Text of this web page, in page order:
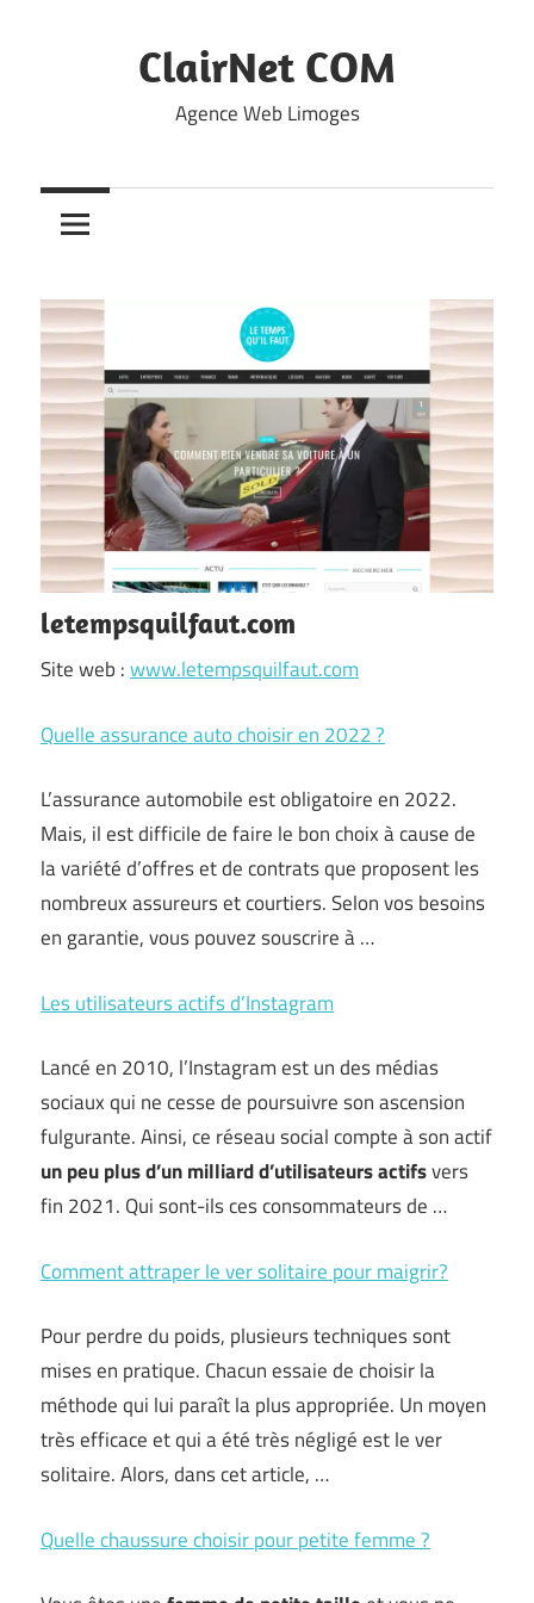
ClairNet COM
Agence Web Limoges
letempsquilfaut.com
Site web :www.letempsquilfaut.com
Quelle assurance auto choisir en 2022 ?
L’assurance automobile est obligatoire en 2022.
Mais, il est difficile de faire le bon choix à cause de
la variété d’offres et de contrats que proposent les
nombreux assureurs et courtiers. Selon vos besoins
en garantie, vous pouvez souscrire à …
Les utilisateurs actifs d’Instagram
Lancé en 2010, l’Instagram est un des médias
sociaux qui ne cesse de poursuivre son ascension
fulgurante. Ainsi, ce réseau social compte à son actif
un peu plus d’un milliard d’utilisateurs actifsvers
fin 2021. Qui sont-ils ces consommateurs de …
Comment attraper le ver solitaire pour maigrir?
Pour perdre du poids, plusieurs techniques sont
mises en pratique. Chacun essaie de choisir la
méthode qui lui paraît la plus appropriée. Un moyen
très efficace et qui a été très négligé est le ver
solitaire. Alors, dans cet article, …
Quelle chaussure choisir pour petite femme ?